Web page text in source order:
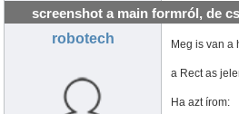
screenshot a main formról, de
robotech Meg is van a
a Rect as
Ha azt írom: